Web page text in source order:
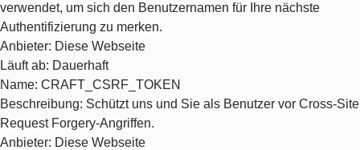
verwendet, um sich den Benutzernamen für Ihre nächste
Authentifizierung zu merken.
Anbieter: Diese Webseite
Läuft ab: Dauerhaft
Name: CRAFT_CSRF_TOKEN
Beschreibung: Schützt uns und Sie als Benutzer vor Cross-Site
Request Forgery-Angriffen.
Anbieter: Diese Webseite